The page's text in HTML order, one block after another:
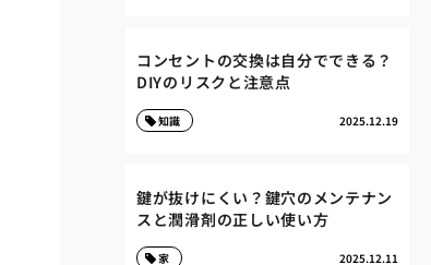
コンセントの交換は自分でできる？
DIYのリスクと注意点
2025.12.19
知識
鍵が抜けにくい？鍵穴のメンテナン
スと潤滑剤の正しい使い方
2025.12.11
家